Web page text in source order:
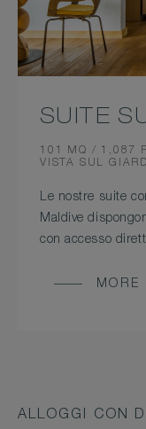
SUITE
ROOM
SIZE
101 MQ / 1,087
VIEW
VISTA SUL
Le nostre suite
Maldive
con accesso
MORE
ALLOGGI CON